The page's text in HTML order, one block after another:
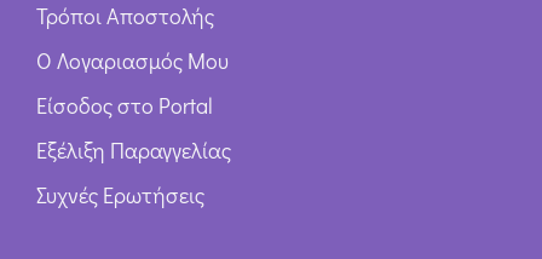
Τρόποι Αποστολής
Ο Λογαριασμός Μου
Είσοδος στο Portal
Εξέλιξη Παραγγελίας
Συχνές Ερωτήσεις